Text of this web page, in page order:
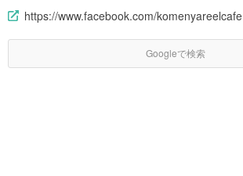
https://www.facebook.com/komenyareelcafe
Googleで検索